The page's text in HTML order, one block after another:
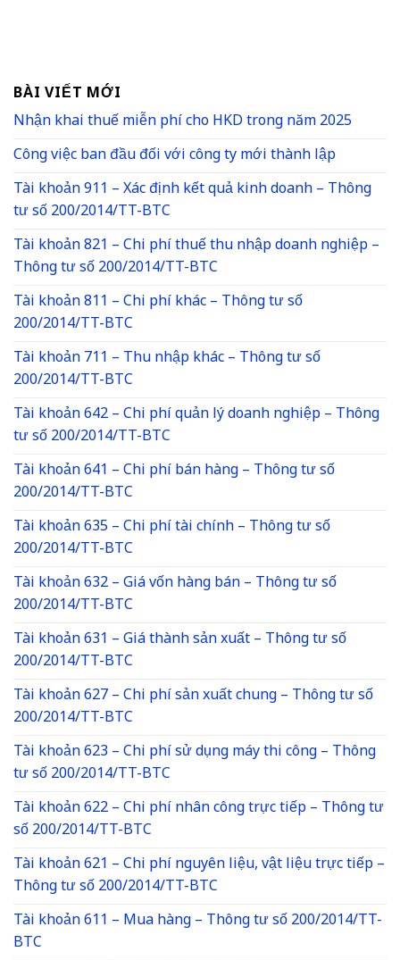
BÀI VIẾT MỚI
Nhận khai thuế miễn phí cho HKD trong năm 2025
Công việc ban đầu đối với công ty mới thành lập
Tài khoản 911 – Xác định kết quả kinh doanh – Thông
tư số 200/2014/TT-BTC
Tài khoản 821 – Chi phí thuế thu nhập doanh nghiệp –
Thông tư số 200/2014/TT-BTC
Tài khoản 811 – Chi phí khác – Thông tư số
200/2014/TT-BTC
Tài khoản 711 – Thu nhập khác – Thông tư số
200/2014/TT-BTC
Tài khoản 642 – Chi phí quản lý doanh nghiệp – Thông
tư số 200/2014/TT-BTC
Tài khoản 641 – Chi phí bán hàng – Thông tư số
200/2014/TT-BTC
Tài khoản 635 – Chi phí tài chính – Thông tư số
200/2014/TT-BTC
Tài khoản 632 – Giá vốn hàng bán – Thông tư số
200/2014/TT-BTC
Tài khoản 631 – Giá thành sản xuất – Thông tư số
200/2014/TT-BTC
Tài khoản 627 – Chi phí sản xuất chung – Thông tư số
200/2014/TT-BTC
Tài khoản 623 – Chi phí sử dụng máy thi công – Thông
tư số 200/2014/TT-BTC
Tài khoản 622 – Chi phí nhân công trực tiếp – Thông tư
số 200/2014/TT-BTC
Tài khoản 621 – Chi phí nguyên liệu, vật liệu trực tiếp –
Thông tư số 200/2014/TT-BTC
Tài khoản 611 – Mua hàng – Thông tư số 200/2014/TT-
BTC